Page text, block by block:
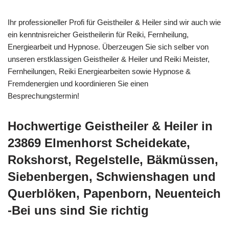
Ihr professioneller Profi für Geistheiler & Heiler sind wir auch wie
ein kenntnisreicher Geistheilerin für Reiki, Fernheilung,
Energiearbeit und Hypnose. Überzeugen Sie sich selber von
unseren erstklassigen Geistheiler & Heiler und Reiki Meister,
Fernheilungen, Reiki Energiearbeiten sowie Hypnose &
Fremdenergien und koordinieren Sie einen
Besprechungstermin!
Hochwertige Geistheiler & Heiler in
23869 Elmenhorst Scheidekate,
Rokshorst, Regelstelle, Bäkmüssen,
Siebenbergen, Schwienshagen und
Querblöken, Papenborn, Neuenteich
-Bei uns sind Sie richtig